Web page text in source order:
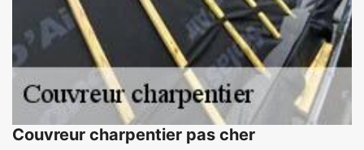
Couvreur charpentier pas cher